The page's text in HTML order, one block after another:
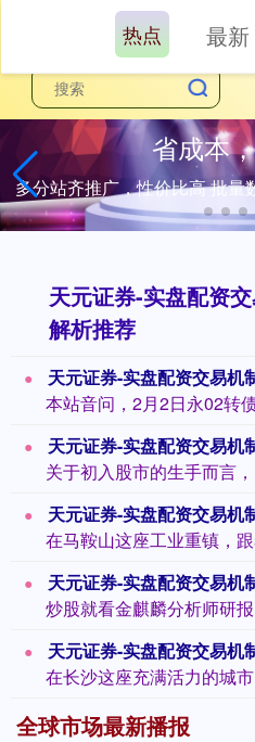
省成本
多分站齐推广，性价比高 批
天元证券-实盘配资
解析推荐
天元证券-实盘配资交易机制与风险控制体系解析
天元证券-实盘配资交易机制与风险控制体
天元证券-实盘配资交易机制与风险控制
天元证券-实盘配资交易机制与风险控制体系解析 车市
天元证券-实盘配资交易机制与风险控制
全球市场最新播报
热点 最新